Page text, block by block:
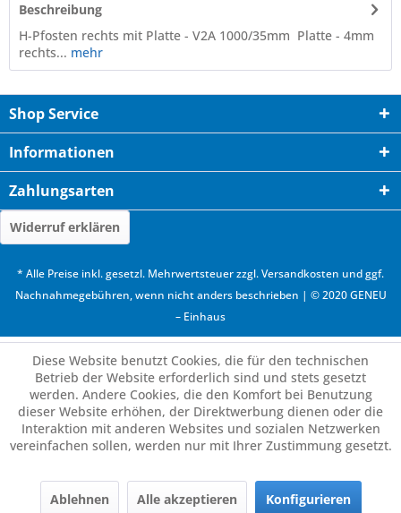
Beschreibung
H-Pfosten rechts mit Platte - V2A 1000/35mm Platte - 4mm
rechts... mehr
Shop Service
Informationen
Zahlungsarten
Widerruf erklären
* Alle Preise inkl. gesetzl. Mehrwertsteuer zzgl.Versandkosten und ggf.
Nachnahmegebühren, wenn nicht anders beschrieben | © 2020 GENEU
– Einhaus
Diese Website benutzt Cookies, die für den technischen
Betrieb der Website erforderlich sind und stets gesetzt
werden. Andere Cookies, die den Komfort bei Benutzung
dieser Website erhöhen, der Direktwerbung dienen oder die
Interaktion mit anderen Websites und sozialen Netzwerken
vereinfachen sollen, werden nur mit Ihrer Zustimmung gesetzt.
Ablehnen Alle akzeptieren Konfigurieren